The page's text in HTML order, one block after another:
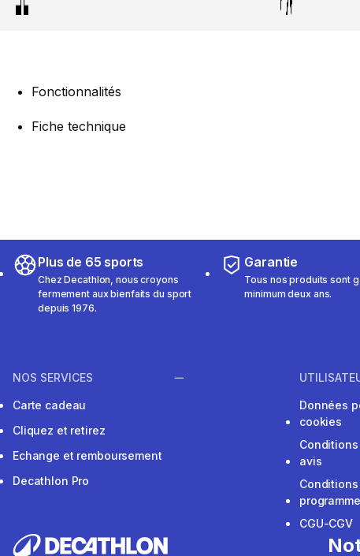
Fonctionnalités
Fiche technique
Plus de 65 sports
Chez Decathlon, nous croyons
fermement aux bienfaits du sport
depuis 1976.
Garantie
Tous nos produits sont
minimum deux ans.
NOS SERVICES
Carte cadeau
Cliquez et retirez
Echange et remboursement
Decathlon Pro
Données
cookies
avis
CGU-CGV